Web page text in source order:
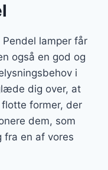
lamper får
også en god og
i
dig over, at
former, der
dem, som
fra en af vores